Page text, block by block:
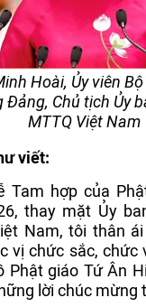
Hoài, Ủy viên
Đảng, Chủ tịch Ủy
MTTQ Việt Nam
viết:
Tam hợp của
thay mặt Ủy
Nam, tôi thân
vị chức sắc, chức
Phật giáo Tứ Ân
lời chúc mừng